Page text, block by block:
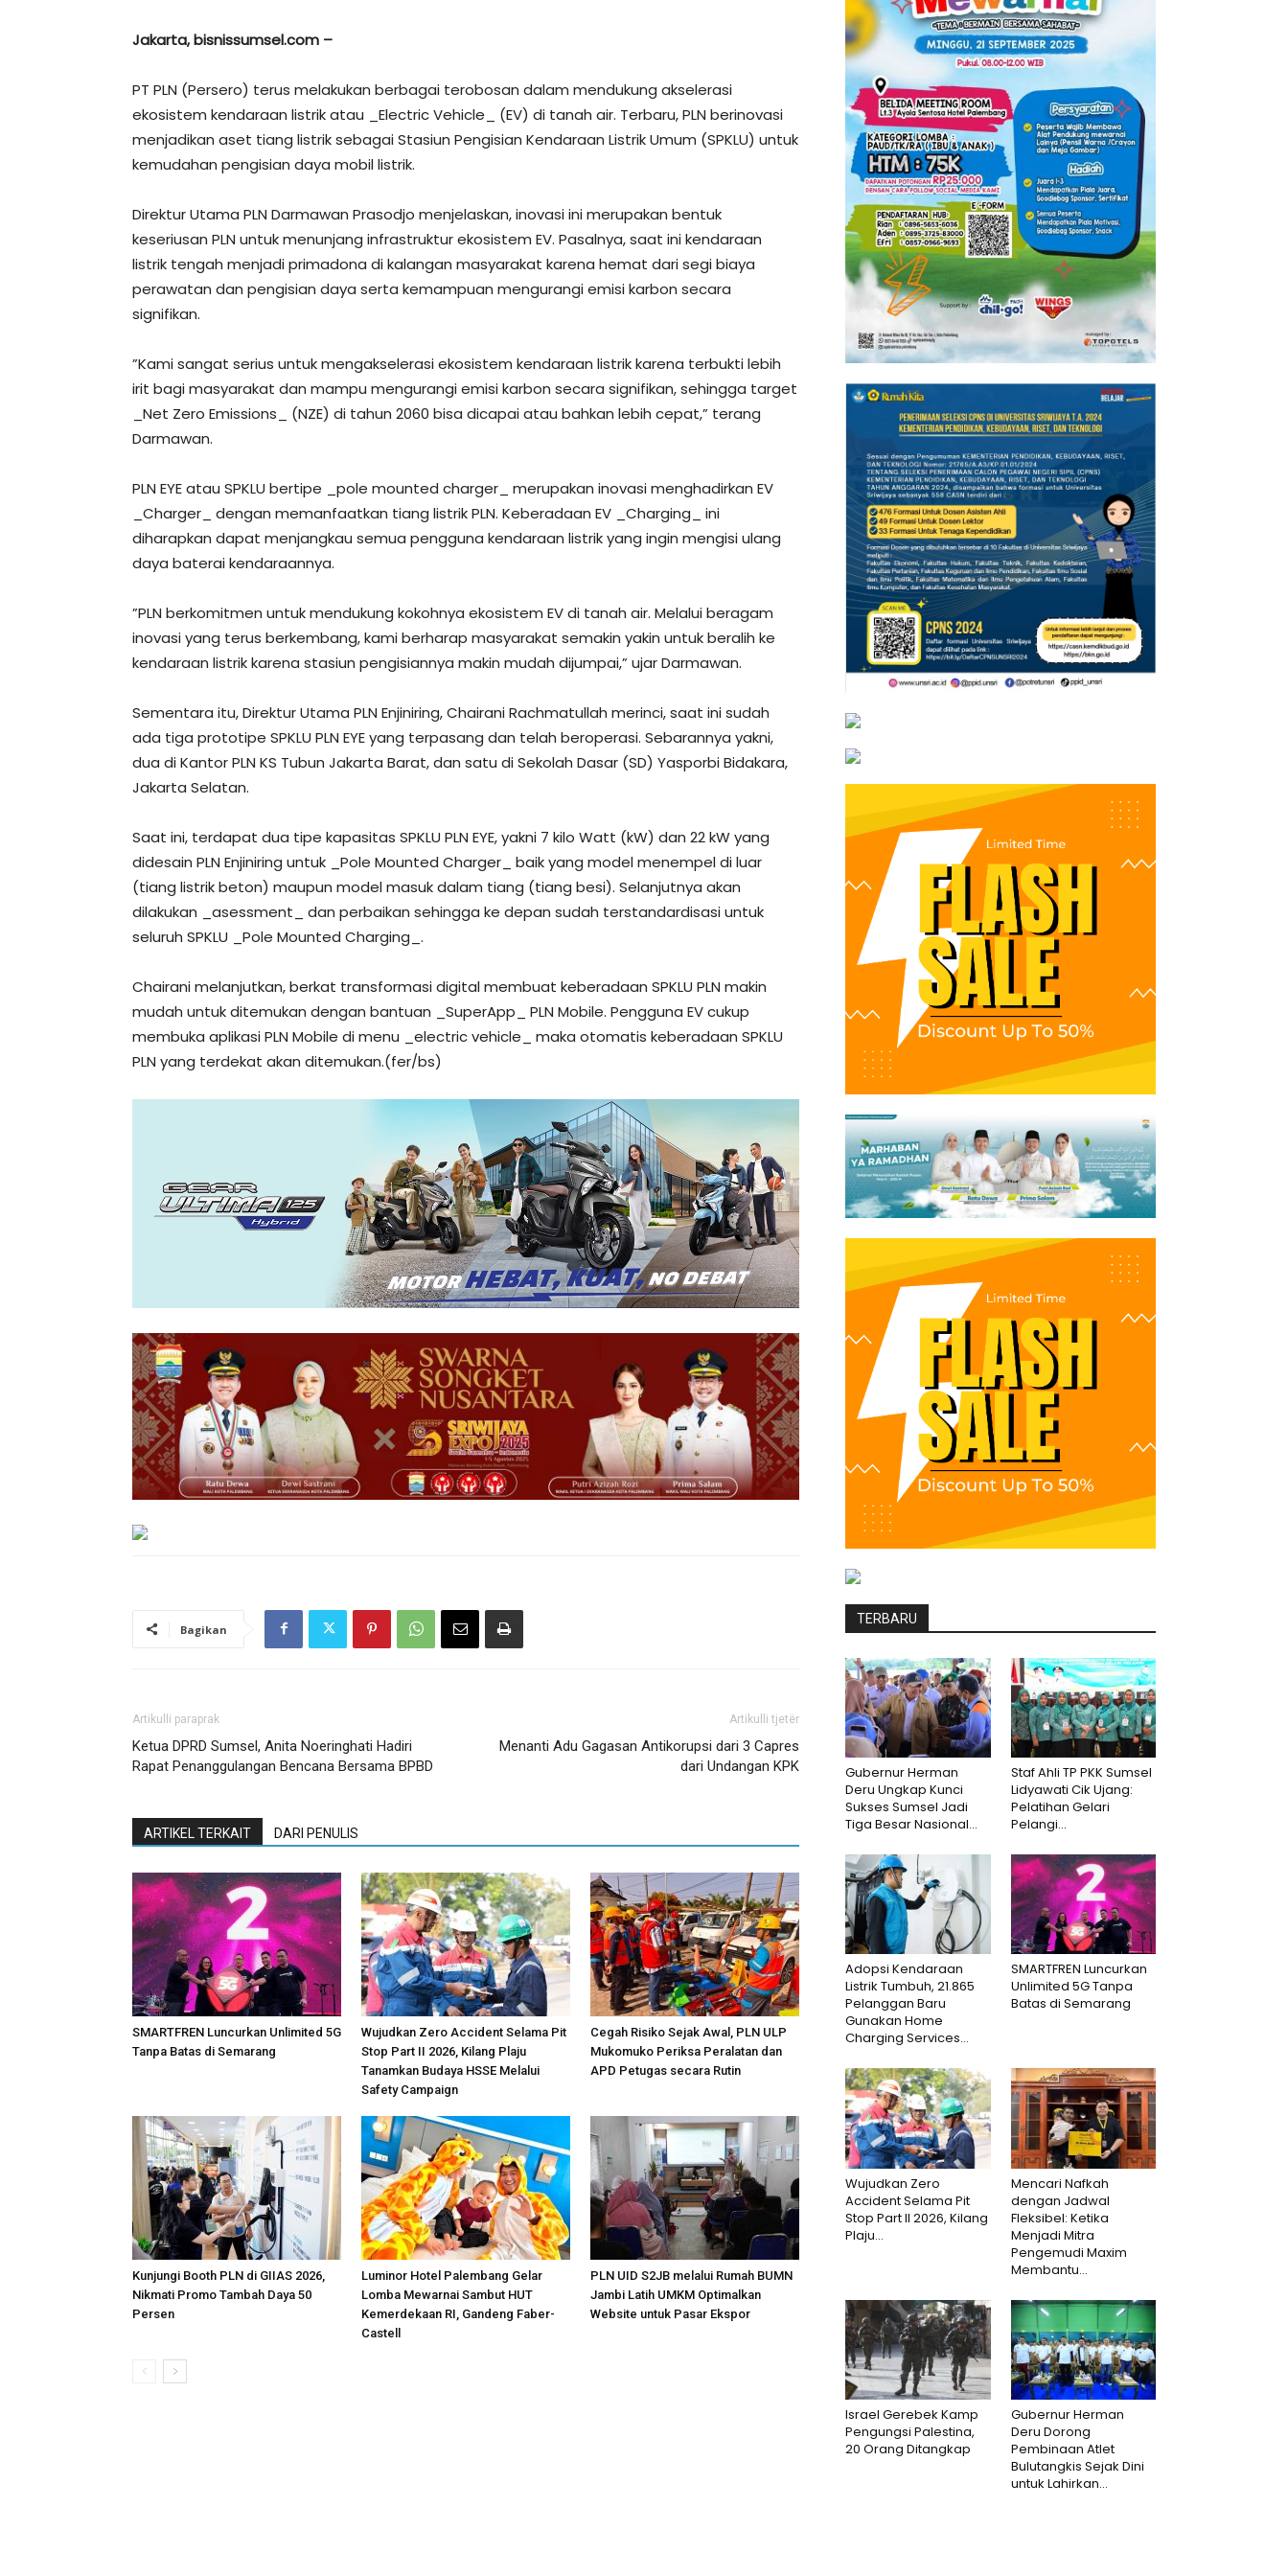
Jakarta, bisnissumsel.com –
PT PLN (Persero) terus melakukan berbagai terobosan dalam mendukung akselerasi
ekosistem kendaraan listrik atau _Electric Vehicle_ (EV) di tanah air. Terbaru, PLN berinovasi
menjadikan aset tiang listrik sebagai Stasiun Pengisian Kendaraan Listrik Umum (SPKLU) untuk
kemudahan pengisian daya mobil listrik.
Direktur Utama PLN Darmawan Prasodjo menjelaskan, inovasi ini merupakan bentuk
keseriusan PLN untuk menunjang infrastruktur ekosistem EV. Pasalnya, saat ini kendaraan
listrik tengah menjadi primadona di kalangan masyarakat karena hemat dari segi biaya
perawatan dan pengisian daya serta kemampuan mengurangi emisi karbon secara
signifikan.
”Kami sangat serius untuk mengakselerasi ekosistem kendaraan listrik karena terbukti lebih
irit bagi masyarakat dan mampu mengurangi emisi karbon secara signifikan, sehingga target
_Net Zero Emissions_ (NZE) di tahun 2060 bisa dicapai atau bahkan lebih cepat,” terang
Darmawan.
PLN EYE atau SPKLU bertipe _pole mounted charger_ merupakan inovasi menghadirkan EV
_Charger_ dengan memanfaatkan tiang listrik PLN. Keberadaan EV _Charging_ ini
diharapkan dapat menjangkau semua pengguna kendaraan listrik yang ingin mengisi ulang
daya baterai kendaraannya.
”PLN berkomitmen untuk mendukung kokohnya ekosistem EV di tanah air. Melalui beragam
inovasi yang terus berkembang, kami berharap masyarakat semakin yakin untuk beralih ke
kendaraan listrik karena stasiun pengisiannya makin mudah dijumpai,” ujar Darmawan.
Sementara itu, Direktur Utama PLN Enjiniring, Chairani Rachmatullah merinci, saat ini sudah
ada tiga prototipe SPKLU PLN EYE yang terpasang dan telah beroperasi. Sebarannya yakni,
dua di Kantor PLN KS Tubun Jakarta Barat, dan satu di Sekolah Dasar (SD) Yasporbi Bidakara,
Jakarta Selatan.
Saat ini, terdapat dua tipe kapasitas SPKLU PLN EYE, yakni 7 kilo Watt (kW) dan 22 kW yang
didesain PLN Enjiniring untuk _Pole Mounted Charger_ baik yang model menempel di luar
(tiang listrik beton) maupun model masuk dalam tiang (tiang besi). Selanjutnya akan
dilakukan _asessment_ dan perbaikan sehingga ke depan sudah terstandardisasi untuk
seluruh SPKLU _Pole Mounted Charging_.
Chairani melanjutkan, berkat transformasi digital membuat keberadaan SPKLU PLN makin
mudah untuk ditemukan dengan bantuan _SuperApp_ PLN Mobile. Pengguna EV cukup
membuka aplikasi PLN Mobile di menu _electric vehicle_ maka otomatis keberadaan SPKLU
PLN yang terdekat akan ditemukan.(fer/bs)
Bagikan
Artikulli paraprak
Ketua DPRD Sumsel, Anita Noeringhati Hadiri
Rapat Penanggulangan Bencana Bersama BPBD
Artikulli tjetër
Menanti Adu Gagasan Antikorupsi dari 3 Capres
dari Undangan KPK
ARTIKEL TERKAIT DARI PENULIS
SMARTFREN Luncurkan Unlimited 5G
Tanpa Batas di Semarang
Wujudkan Zero Accident Selama Pit
Stop Part II 2026, Kilang Plaju
Tanamkan Budaya HSSE Melalui
Safety Campaign
Cegah Risiko Sejak Awal, PLN ULP
Mukomuko Periksa Peralatan dan
APD Petugas secara Rutin
Kunjungi Booth PLN di GIIAS 2026,
Nikmati Promo Tambah Daya 50
Persen
Luminor Hotel Palembang Gelar
Lomba Mewarnai Sambut HUT
Kemerdekaan RI, Gandeng Faber-
Castell
PLN UID S2JB melalui Rumah BUMN
Jambi Latih UMKM Optimalkan
Website untuk Pasar Ekspor
TERBARU
Gubernur Herman
Deru Ungkap Kunci
Sukses Sumsel Jadi
Tiga Besar Nasional...
Staf Ahli TP PKK Sumsel
Lidyawati Cik Ujang:
Pelatihan Gelari
Pelangi...
Adopsi Kendaraan
Listrik Tumbuh, 21.865
Pelanggan Baru
Gunakan Home
Charging Services...
SMARTFREN Luncurkan
Unlimited 5G Tanpa
Batas di Semarang
Wujudkan Zero
Accident Selama Pit
Stop Part II 2026, Kilang
Plaju...
Mencari Nafkah
dengan Jadwal
Fleksibel: Ketika
Menjadi Mitra
Pengemudi Maxim
Membantu...
Israel Gerebek Kamp
Pengungsi Palestina,
20 Orang Ditangkap
Gubernur Herman
Deru Dorong
Pembinaan Atlet
Bulutangkis Sejak Dini
untuk Lahirkan...